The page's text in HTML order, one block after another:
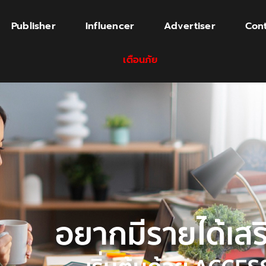
Publisher Influencer Advertiser
เตือนภัย